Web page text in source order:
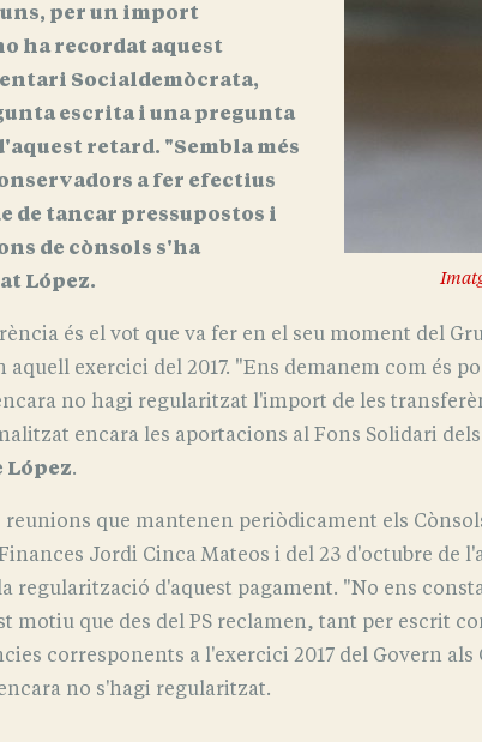
per un import
ha recordat aquest
Socialdemòcrata,
escrita i una pregunta
retard. "Sembla més
a fer efectius
de tancar pressupostos i
de cònsols s'ha
López.
és el vot que va fer en el seu moment del
aquell exercici del 2017. "Ens demanem com és
no hagi regularitzat l'import de les
encara les aportacions al Fons Solidari
López.
reunions que mantenen periòdicament els
Jordi Cinca Mateos i del 23 d'octubre de
regularització d'aquest pagament. "No ens
motiu que des del PS reclamen, tant per escrit
corresponents a l'exercici 2017 del Govern
no s'hagi regularitzat.